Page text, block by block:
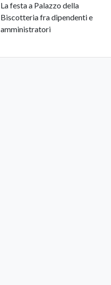
La festa a Palazzo della
Biscotteria fra dipendenti e
amministratori